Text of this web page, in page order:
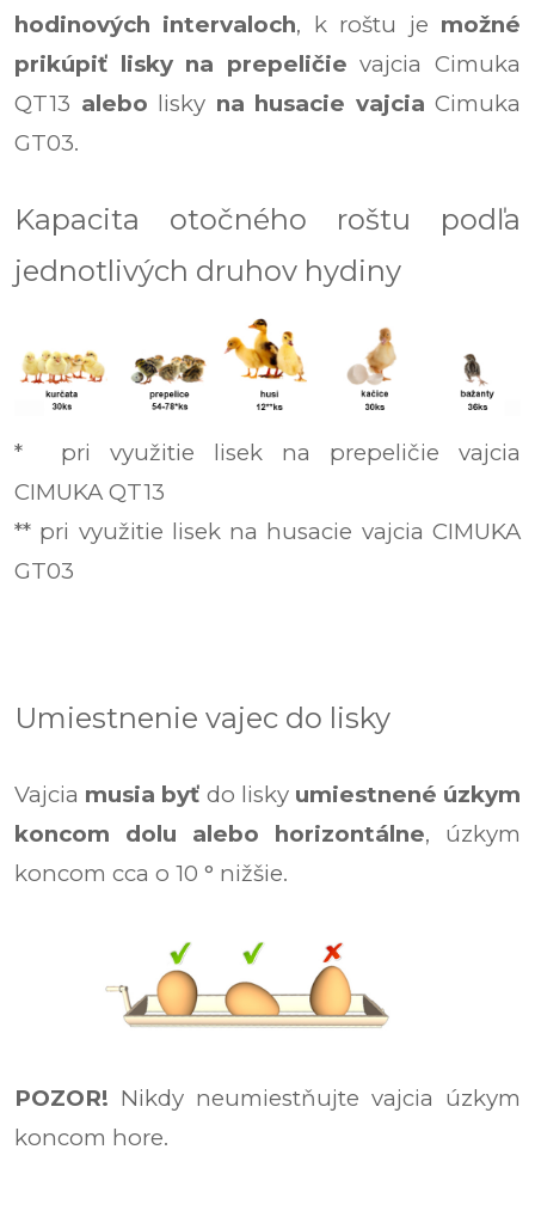
hodinových intervaloch, k roštu je možné
prikúpiť lisky na prepeličie vajcia Cimuka
QT13 alebo lisky na husacie vajcia Cimuka
GT03.
Kapacita otočného roštu podľa
jednotlivých druhov hydiny
* pri využitie lisek na prepeličie vajcia
CIMUKA QT13
** pri využitie lisek na husacie vajcia CIMUKA
GT03
Umiestnenie vajec do lisky
Vajcia musia byť do lisky umiestnené úzkym
koncom dolu alebo horizontálne, úzkym
koncom cca o 10 ° nižšie.
POZOR! Nikdy neumiestňujte vajcia úzkym
koncom hore.